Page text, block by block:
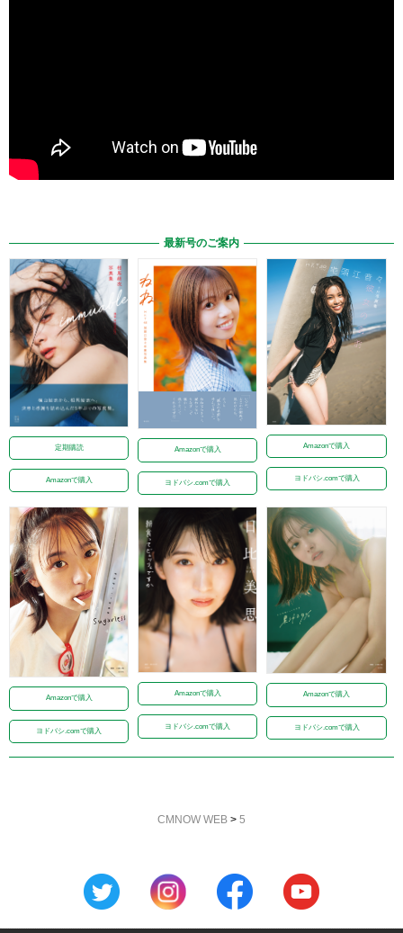
最新号のご案内
定期購読
Amazonで購入
Amazonで購入
ヨドバシ.comで購入
Amazonで購入
ヨドバシ.comで購入
Amazonで購入
ヨドバシ.comで購入
Amazonで購入
ヨドバシ.comで購入
Amazonで購入
ヨドバシ.comで購入
CMNOW WEB > 5